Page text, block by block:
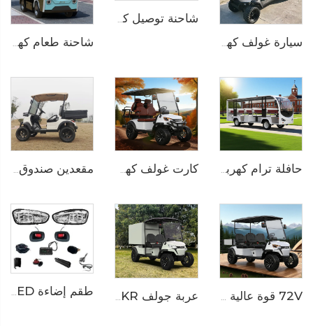
شاحنة توصيل كهربائية 2 طن LS6013H
شاحنة طعام كهربائية لمنتجعات LS6011HR
حافلة ترام كهربائية خالصة تعمل بالبطارية الليثيوم بسعة 14 مقعدًا وجهد 72 فولت تُستخدم في الحدائق الحيوانية طراز LS6148K كارت غولف كهربائي زراعي مُرتفع بفرامل ديسك هيدروليكي يتسع لـ4 مقاعد LS2023ASZ مقعدين صندوق ألومنيوم كهربائي متعدد الاستخدامات عربة غولف LS2023H
72V قوة عالية بطارية ليثيوم الكهربائية المرتفعة متعددة الاستخدامات عربة غولف LS2043H